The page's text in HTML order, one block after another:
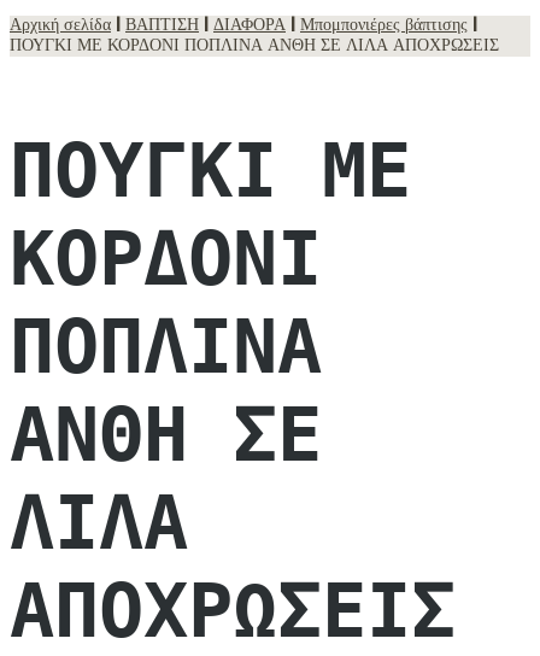
Αρχική σελίδα ΒΑΠΤΙΣΗ ΔΙΑΦΟΡΑ Μπομπονιέρες βάπτισης
ΠΟΥΓΚΙ ΜΕ ΚΟΡΔΟΝΙ ΠΟΠΛΙΝΑ ΑΝΘΗ ΣΕ ΛΙΛΑ ΑΠΟΧΡΩΣΕΙΣ
ΠΟΥΓΚΙ ΜΕ
ΚΟΡΔΟΝΙ
ΠΟΠΛΙΝΑ
ΑΝΘΗ ΣΕ
ΛΙΛΑ
ΑΠΟΧΡΩΣΕΙΣ